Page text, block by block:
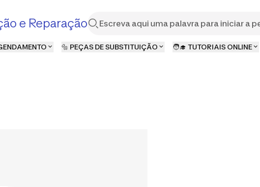
e Reparação
🔩 PEÇAS DE SUBSTITUIÇÃO 🧑‍🎓 TUTORIAIS ONLINE